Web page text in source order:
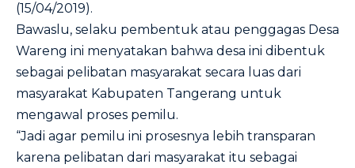
(15/04/2019).
Bawaslu, selaku pembentuk atau penggagas Desa
Wareng ini menyatakan bahwa desa ini dibentuk
sebagai pelibatan masyarakat secara luas dari
masyarakat Kabupaten Tangerang untuk
mengawal proses pemilu.
“Jadi agar pemilu ini prosesnya lebih transparan
karena pelibatan dari masyarakat itu sebagai